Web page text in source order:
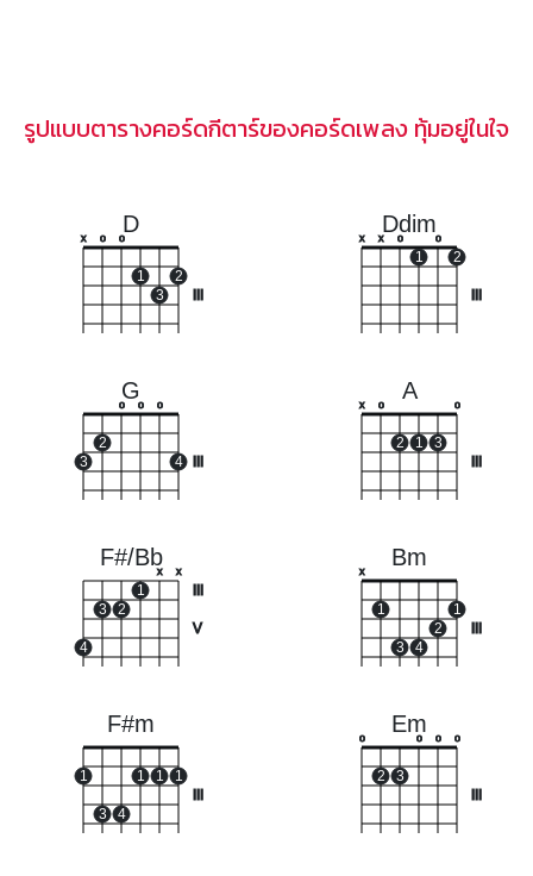
รูปแบบตารางคอร์ดกีตาร์ของคอร์ดเพลง ทุ้มอยู่ในใจ
D
x o o
1
3
2
Ddim
x x o
1
o
2
G
3
2
o o o
4
A
x o
2 1 3
o
F#/Bb
V
4
3 2
1
x x
Bm
x
1
3 4
2
1
F#m
1
3 4
1 1 1
Em
o
2 3
o o o